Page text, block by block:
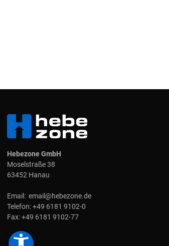
Hebezone GmbH
Moselstraße 38
63452 Hanau
Email: email@hebezone.de
Telefon:+49 6181 9102-0
Fax:+49 6181 9102-77
accessibility_new